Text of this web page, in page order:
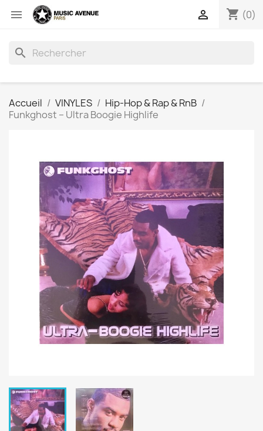
 shopping_cart (0)

search
Accueil VINYLES
Hip-Hop & Rap & RnB
Funkghost ‎– Ultra Boogie Highlife